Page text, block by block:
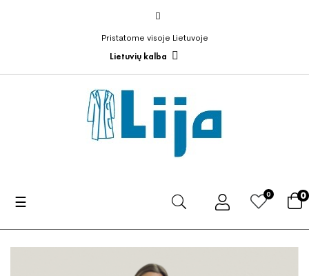
Pristatome visoje Lietuvoje
Lietuvių kalba
Toggle
☰ 0 0